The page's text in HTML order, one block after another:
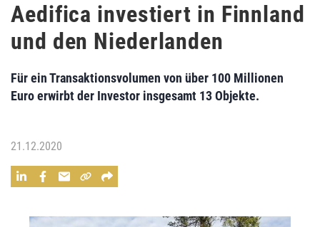
Aedifica investiert in Finnland
und den Niederlanden
Für ein Transaktionsvolumen von über 100 Millionen
Euro erwirbt der Investor insgesamt 13 Objekte.
21.12.2020